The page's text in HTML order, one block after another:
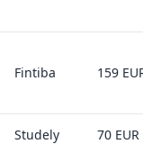
Fintiba 159
Studely 70 EUR